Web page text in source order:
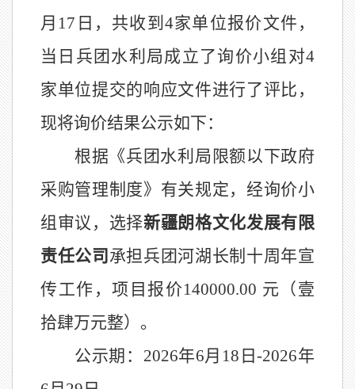
月 17 日， 共收到 4家单位报价文件，
当日兵团水利局成立了询价小组对4
家单位提交的响应文件进行了评比，
现将询价结果公示如下：
根据《兵团水利局限额以下政府
采购管理制度》有关规定，经询价小
组审议， 选择新疆朗格文化发展有限
责任公司 承担兵团河湖长制十周年宣
传工作 ，项目报价140000.00 元（壹
拾肆万元整） 。
公示期： 2026年6月 18 日-2026年